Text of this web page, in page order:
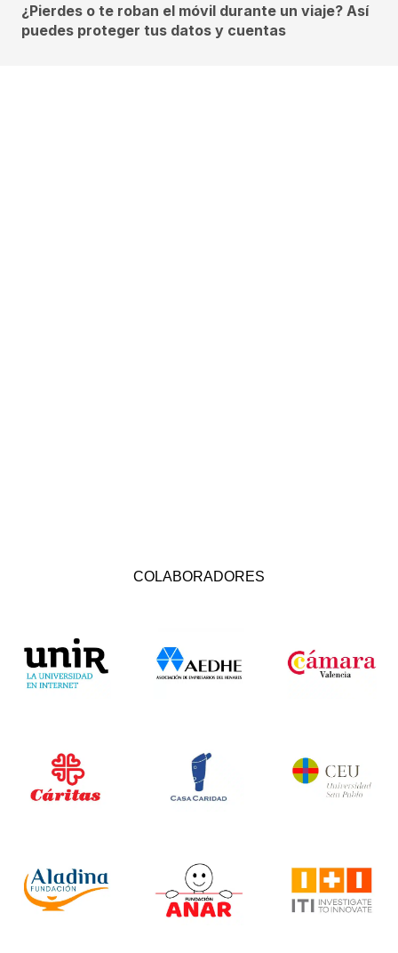
¿Pierdes o te roban el móvil durante un viaje? Así
puedes proteger tus datos y cuentas
COLABORADORES